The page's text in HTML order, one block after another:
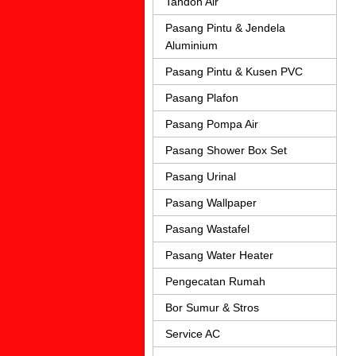
Pasang Pintu & Jendela
Aluminium
Pasang Pintu & Kusen PVC
Pasang Plafon
Pasang Pompa Air
Pasang Shower Box Set
Pasang Urinal
Pasang Wallpaper
Pasang Wastafel
Pasang Water Heater
Pengecatan Rumah
Bor Sumur & Stros
Service AC